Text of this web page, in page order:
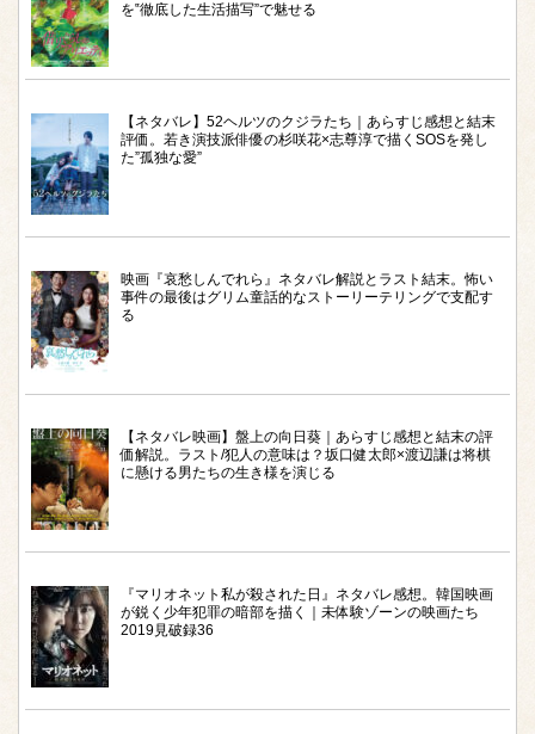
を‟徹底した生活描写”で魅せる
【ネタバレ】52ヘルツのクジラたち｜あらすじ感想と結末
評価。若き演技派俳優の杉咲花×志尊淳で描くSOSを発し
た”孤独な愛”
映画『哀愁しんでれら』ネタバレ解説とラスト結末。怖い
事件の最後はグリム童話的なストーリーテリングで支配す
る
【ネタバレ映画】盤上の向日葵｜あらすじ感想と結末の評
価解説。ラスト/犯人の意味は？坂口健太郎×渡辺謙は将棋
に懸ける男たちの生き様を演じる
『マリオネット私が殺された日』ネタバレ感想。韓国映画
が鋭く少年犯罪の暗部を描く｜未体験ゾーンの映画たち
2019見破録36